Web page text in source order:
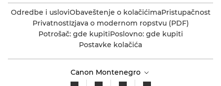
Odredbe i usloviObaveštenje o kolačićimaPristupačnost
PrivatnostIzjava o modernom ropstvu (PDF)
Potrošač: gde kupitiPoslovno: gde kupiti
Postavke kolačića
Canon Montenegro